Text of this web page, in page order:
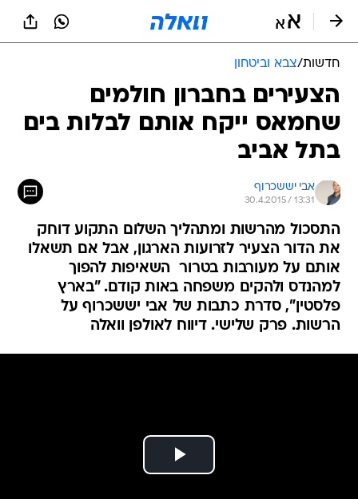
חדשות/צבא וביטחון
הצעירים בחברון חולמים
שחמאס ייקח אותם לבלות בים
בתל אביב
אבי יששכרוף
30.4.2015 / 13:31
התסכול מהרשות ומתהליך השלום התקוע דוחק
את הדור הצעיר לזרועות הארגון, אבל אם תשאלו
אותם על מעורבות בטרור  השאיפות להפוך
למהנדס ולהקים משפחה באות קודם. "בארץ
פלסטין", סדרת כתבות של אבי יששכרוף על
הרשות. פרק שלישי. דיווח לאולפן וואלה